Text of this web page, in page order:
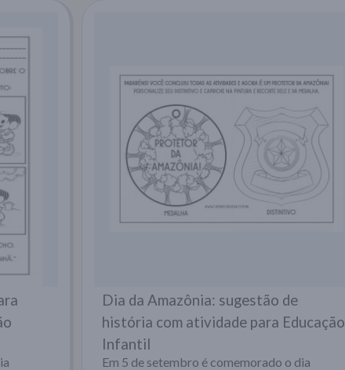
Dia da Amazônia: sugestão de
história com atividade para Educação
Infantil
Em 5 de setembro é comemorado o dia